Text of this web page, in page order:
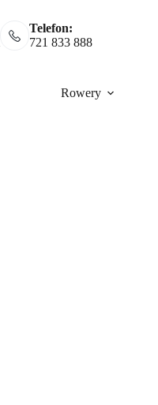
Telefon:
721 833 888
Rowery